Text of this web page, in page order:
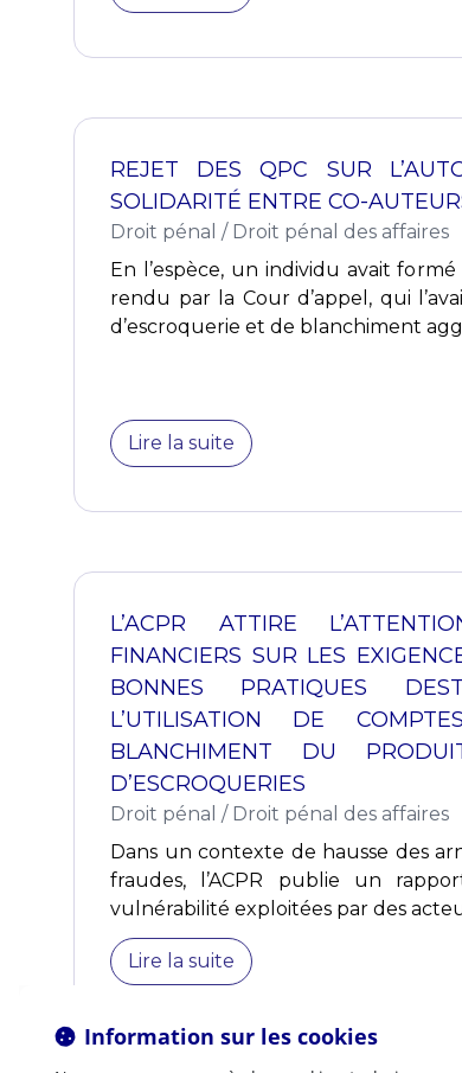
REJET DES QPC SUR
SOLIDARITÉ ENTRE CO-
Droit pénal / Droit pénal des affaires
En l’espèce, un individu avait
rendu par la Cour d’appel, qui
d’escroquerie et de blanchiment
Lire la suite
L’ACPR ATTIRE
FINANCIERS SUR LES
BONNES PRATIQUES
L’UTILISATION DE
BLANCHIMENT DU
D’ESCROQUERIES
Droit pénal / Droit pénal des affaires
Dans un contexte de hausse des
fraudes, l’ACPR publie un
vulnérabilité exploitées par des
Lire la suite
Information sur les cookies